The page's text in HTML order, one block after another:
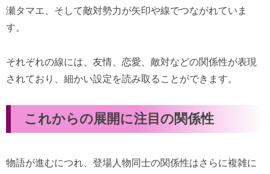
瀬タマエ、そして敵対勢力が矢印や線でつながれていま
す。
それぞれの線には、友情、恋愛、敵対などの関係性が表現
されており、細かい設定を読み取ることができます。
これからの展開に注目の関係性
物語が進むにつれ、登場人物同士の関係性はさらに複雑に